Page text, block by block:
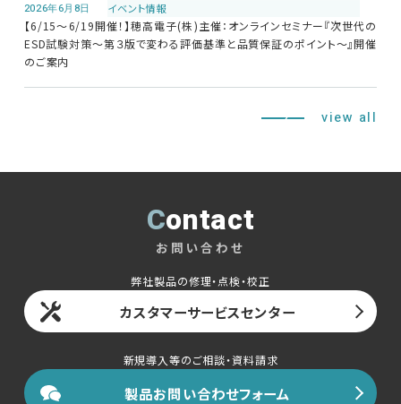
2026年6月8日 イベント情報
【6/15～6/19開催！】穂高電子(株)主催：オンラインセミナー『次世代の
ESD試験対策～第３版で変わる評価基準と品質保証のポイント～』開催
のご案内
view all
Contact
お問い合わせ
弊社製品の修理・点検・校正
カスタマーサービスセンター
新規導入等のご相談・資料請求
製品お問い合わせフォーム